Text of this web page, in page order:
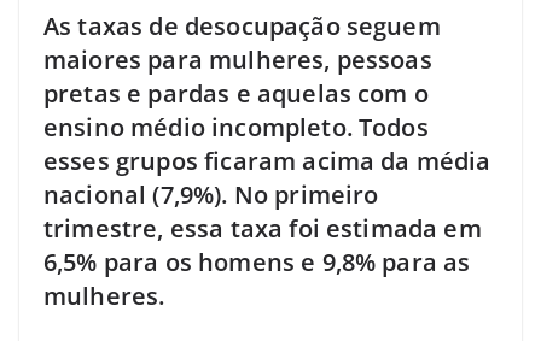
As taxas de desocupação seguem
maiores para mulheres, pessoas
pretas e pardas e aquelas com o
ensino médio incompleto. Todos
esses grupos ficaram acima da média
nacional (7,9%). No primeiro
trimestre, essa taxa foi estimada em
6,5% para os homens e 9,8% para as
mulheres.